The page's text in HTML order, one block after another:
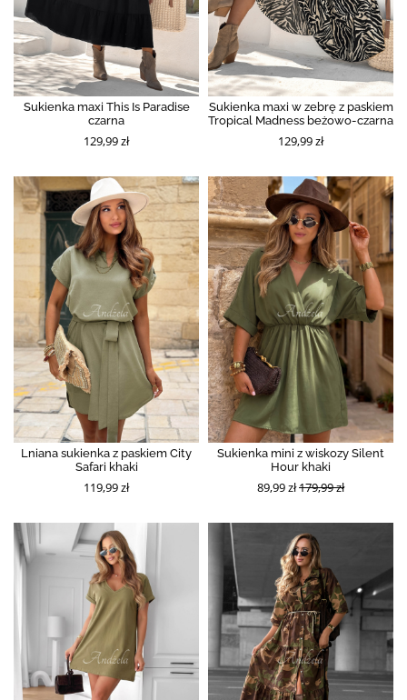
Sukienka maxi This Is Paradise
czarna
129,99 zł
Sukienka maxi w zebrę z paskiem
Tropical Madness beżowo-czarna
129,99 zł
Lniana sukienka z paskiem City
Safari khaki
119,99 zł
Sukienka mini z wiskozy Silent
Hour khaki
89,99 zł179,99 zł